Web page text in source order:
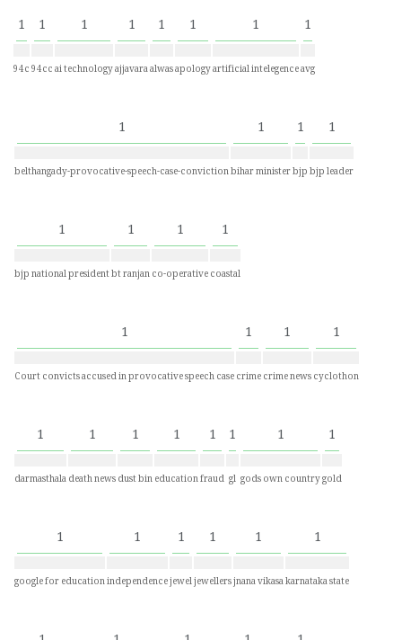
1
94c
1
94cc
1
ai technology
1
ajjavara
1
alwas
1
apology
1
artificial intelegence
1
avg
1
belthangady-provocative-speech-case-conviction
1
bihar minister
1
bjp
1
bjp leader
1
bjp national president
1
bt ranjan
1
co-operative
1
coastal
1
Court convicts accused in provocative speech case
1
crime
1
crime news
1
cyclothon
1
darmasthala
1
death news
1
dust bin
1
education
1
fraud
1
gl
1
gods own country
1
gold
1
google for education
1
independence
1
jewel
1
jewellers
1
jnana vikasa
1
karnataka state